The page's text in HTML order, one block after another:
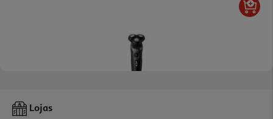
Máquina De Barbear Philips Série 5000 S5467/17 Wet & Dry
Lojas